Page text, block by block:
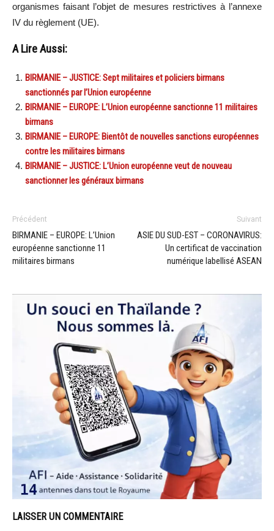
organismes faisant l’objet de mesures restrictives à l’annexe
IV du règlement (UE).
A Lire Aussi:
BIRMANIE – JUSTICE: Sept militaires et policiers birmans
sanctionnés par l’Union européenne
BIRMANIE – EUROPE: L’Union européenne sanctionne 11 militaires
birmans
BIRMANIE – EUROPE: Bientôt de nouvelles sanctions européennes
contre les militaires birmans
BIRMANIE – JUSTICE: L’Union européenne veut de nouveau
sanctionner les généraux birmans
Précédent
BIRMANIE – EUROPE: L’Union
européenne sanctionne 11
militaires birmans
Suivant
ASIE DU SUD-EST – CORONAVIRUS:
Un certificat de vaccination
numérique labellisé ASEAN
LAISSER UN COMMENTAIRE